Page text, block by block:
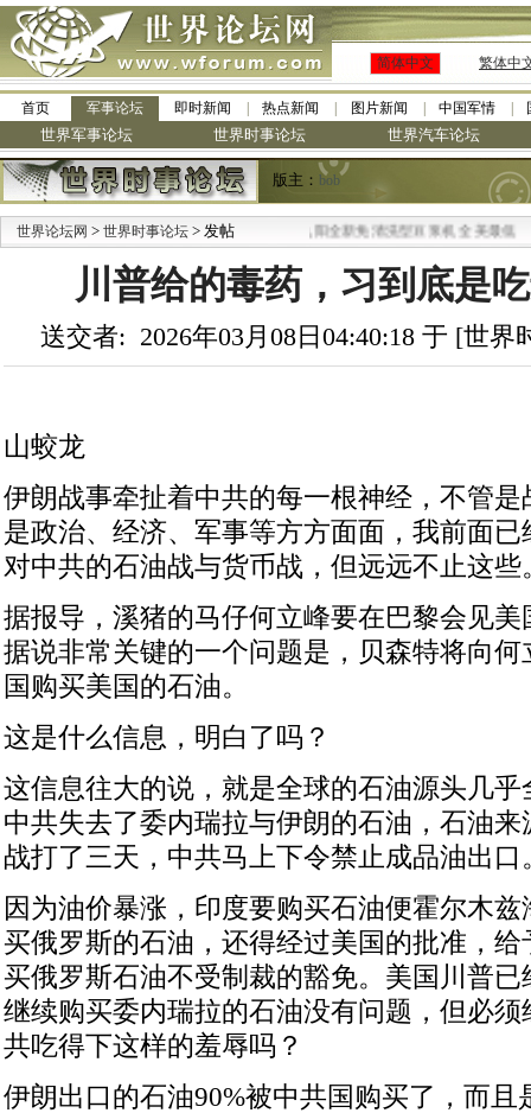
简体中文 繁体中
首页 军事论坛 即时新闻 热点新闻 图片新闻 中国军情
世界军事论坛 世界时事论坛 世界汽车论坛
版主： bob
世界论坛网 > 世界时事论坛 > 发帖 九阳全新免清洗型豆浆机 全美最低
川普给的毒药，习到底是
送交者: 2026年03月08日04:40:18 于 [世
山蛟龙
伊朗战事牵扯着中共的每一根神经，不管
是政治、经济、军事等方方面面，我前面
对中共的石油战与货币战，但远远不止这些
据报导，溪猪的马仔何立峰要在巴黎会见
据说非常关键的一个问题是，贝森特将向
国购买美国的石油。
这是什么信息，明白了吗？
这信息往大的说，就是全球的石油源头几
中共失去了委内瑞拉与伊朗的石油，石油
战打了三天，中共马上下令禁止成品油出口
因为油价暴涨，印度要购买石油便霍尔木
买俄罗斯的石油，还得经过美国的批准，
买俄罗斯石油不受制裁的豁免。美国川普
继续购买委内瑞拉的石油没有问题，但必
共吃得下这样的羞辱吗？
伊朗出口的石油90%被中共国购买了，而且